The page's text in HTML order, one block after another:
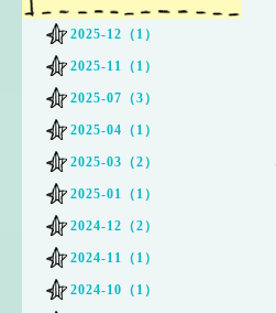
2025-12（1）
2025-11（1）
2025-07（3）
2025-04（1）
2025-03（2）
2025-01（1）
2024-12（2）
2024-11（1）
2024-10（1）